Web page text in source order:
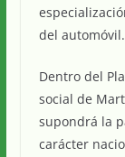
del
Dentro del
social de
supondrá la
carácter